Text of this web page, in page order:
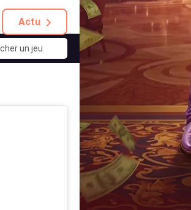
Actu